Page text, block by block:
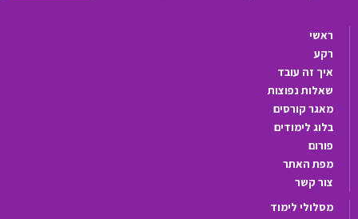
ראשי
רקע
איך זה עובד
שאלות נפוצות
מאגר קורסים
בלוג לימודים
פורום
מפת האתר
צור קשר
מסלולי לימוד